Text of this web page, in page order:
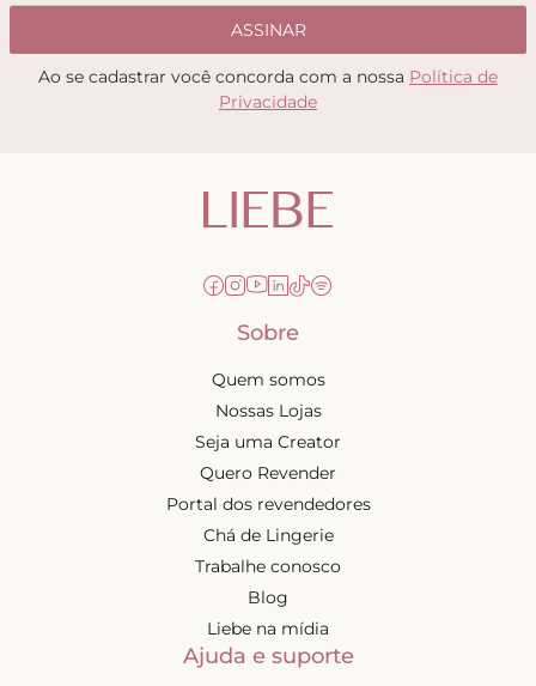
ASSINAR
Ao se cadastrar você concorda com a nossa Política de
Privacidade
Sobre
Quem somos
Nossas Lojas
Seja uma Creator
Quero Revender
Portal dos revendedores
Chá de Lingerie
Trabalhe conosco
Blog
Liebe na mídia
Ajuda e suporte